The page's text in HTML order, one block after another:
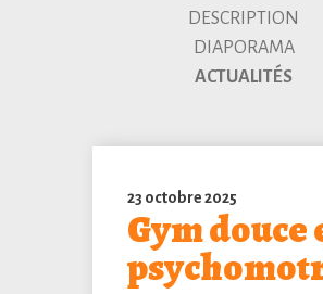
DESCRIPTION
DIAPORAMA
ACTUALITÉS
23 octobre 2025
Gym douce